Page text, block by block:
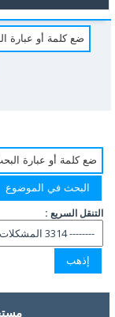
التنقل السريع :